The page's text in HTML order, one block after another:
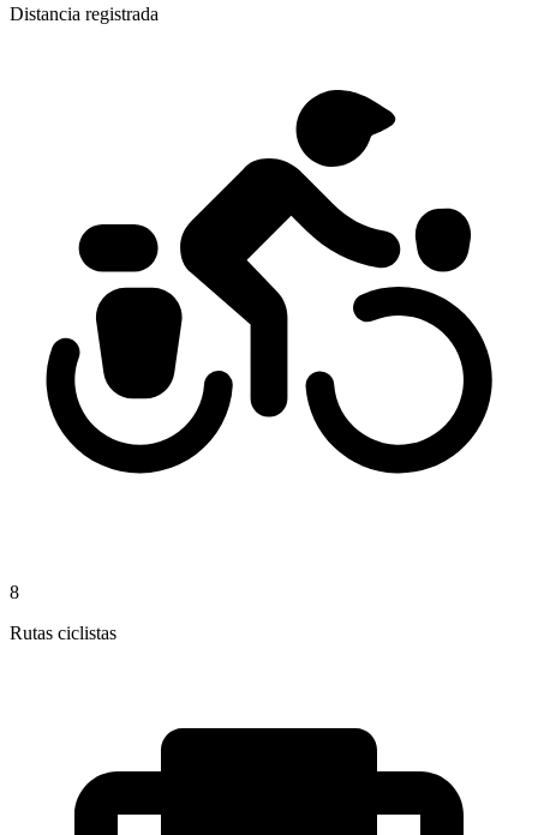
Distancia registrada
8
Rutas ciclistas